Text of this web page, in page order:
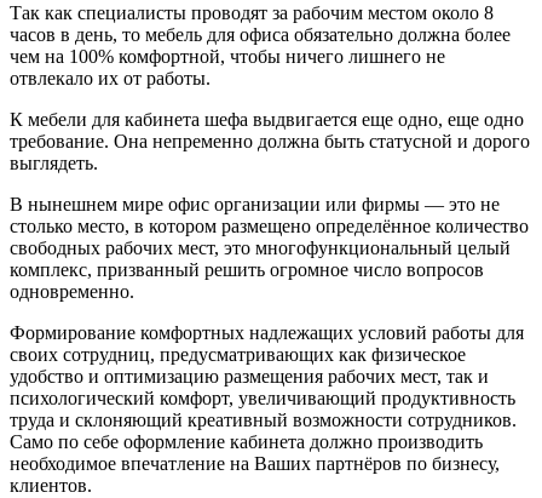
Так как специалисты проводят за рабочим местом около 8
часов в день, то мебель для офиса обязательно должна более
чем на 100% комфортной, чтобы ничего лишнего не
отвлекало их от работы.
К мебели для кабинета шефа выдвигается еще одно, еще одно
требование. Она непременно должна быть статусной и дорого
выглядеть.
В нынешнем мире офис организации или фирмы — это не
столько место, в котором размещено определённое количество
свободных рабочих мест, это многофункциональный целый
комплекс, призванный решить огромное число вопросов
одновременно.
Формирование комфортных надлежащих условий работы для
своих сотрудниц, предусматривающих как физическое
удобство и оптимизацию размещения рабочих мест, так и
психологический комфорт, увеличивающий продуктивность
труда и склоняющий креативный возможности сотрудников.
Само по себе оформление кабинета должно производить
необходимое впечатление на Ваших партнёров по бизнесу,
клиентов.